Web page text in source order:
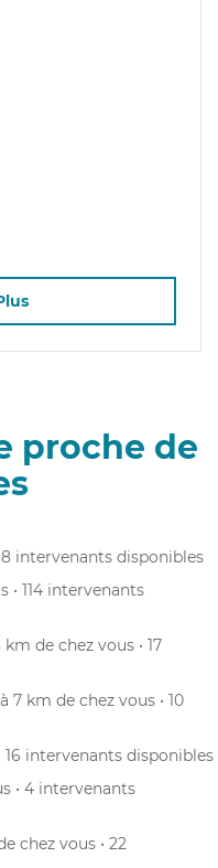
proche de
8 intervenants disponibles
• 114 intervenants
km de chez vous • 17
à 7 km de chez vous • 10
16 intervenants disponibles
• 4 intervenants
chez vous • 22